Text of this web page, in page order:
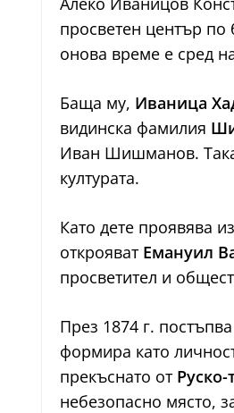
просветен център по
онова време е сред
Баща му, Иваница
видинска фамилия
Иван Шишманов. Така
културата.
Като дете проявява
открояват Емануил
просветител и
През 1874 г.
формира като
прекъснато от Руско-
небезопасно място,